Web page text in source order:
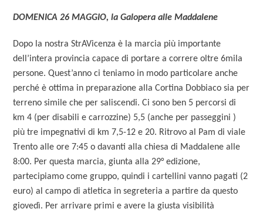
DOMENICA 26 MAGGIO, la Galopera alle Maddalene
Dopo la nostra StrAVicenza è la marcia più importante
dell’intera provincia capace di portare a correre oltre 6mila
persone. Quest’anno ci teniamo in modo particolare anche
perché è ottima in preparazione alla Cortina Dobbiaco sia per
terreno simile che per saliscendi. Ci sono ben 5 percorsi di
km 4 (per disabili e carrozzine) 5,5 (anche per passeggini )
più tre impegnativi di km 7,5-12 e 20. Ritrovo al Pam di viale
Trento alle ore 7:45 o davanti alla chiesa di Maddalene alle
8:00. Per questa marcia, giunta alla 29° edizione,
partecipiamo come gruppo, quindi i cartellini vanno pagati (2
euro) al campo di atletica in segreteria a partire da questo
giovedì. Per arrivare primi e avere la giusta visibilità